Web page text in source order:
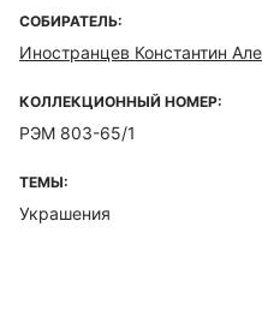
СОБИРАТЕЛЬ:
Иностранцев Константин
КОЛЛЕКЦИОННЫЙ НОМЕР:
РЭМ 803-65/1
ТЕМЫ:
Украшения